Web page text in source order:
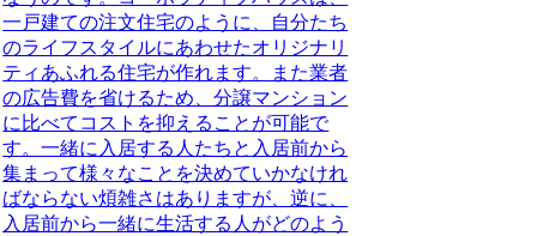
一戸建ての注文住宅のように、自分たち
のライフスタイルにあわせたオリジナリ
ティあふれる住宅が作れます。また業者
の広告費を省けるため、分譲マンション
に比べてコストを抑えることが可能で
す。一緒に入居する人たちと入居前から
集まって様々なことを決めていかなけれ
ばならない煩雑さはありますが、逆に、
入居前から一緒に生活する人がどのよう